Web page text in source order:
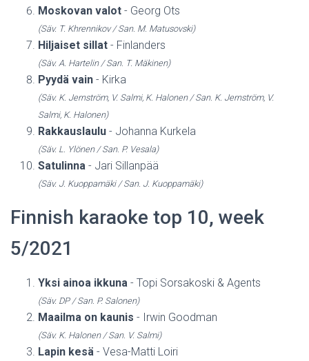
Moskovan valot - Georg Ots
(Säv. T. Khrennikov / San. M. Matusovski)
Hiljaiset sillat - Finlanders
(Säv. A. Hartelin / San. T. Mäkinen)
Pyydä vain - Kirka
(Säv. K. Jernström, V. Salmi, K. Halonen / San. K. Jernström, V.
Salmi, K. Halonen)
Rakkauslaulu - Johanna Kurkela
(Säv. L. Ylönen / San. P. Vesala)
Satulinna - Jari Sillanpää
(Säv. J. Kuoppamäki / San. J. Kuoppamäki)
Finnish karaoke top 10, week
5/2021
Yksi ainoa ikkuna - Topi Sorsakoski & Agents
(Säv. DP / San. P. Salonen)
Maailma on kaunis - Irwin Goodman
(Säv. K. Halonen / San. V. Salmi)
Lapin kesä - Vesa-Matti Loiri